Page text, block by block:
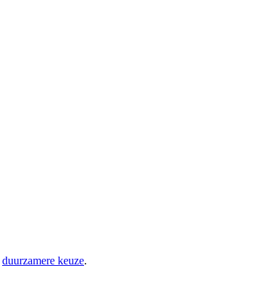
duurzamere keuze.